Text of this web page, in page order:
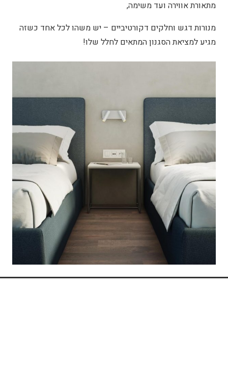
מתאורת אווירה ועד משימה,
מנורות דגש וחלקים דקורטיביים – יש משהו לכל אחד כשזה
מגיע למציאת הסגנון המתאים לחלל שלו!